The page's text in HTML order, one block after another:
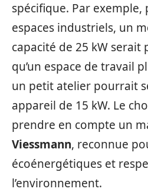
spécifique. Par
espaces industriels, un
capacité de 25 kW serait
qu’un espace de travail
un petit atelier pourrait
appareil de 15 kW. Le
prendre en compte un
Viessmann, reconnue
écoénergétiques et
l’environnement.